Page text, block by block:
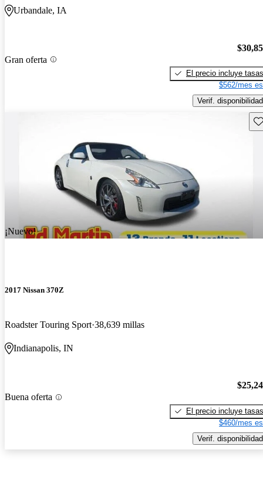
Urbandale, IA
Gran oferta
El precio incluye tasas
$562/mes
Verif. disponibilidad
¡Nuevo!
2017 Nissan 370Z
Roadster Touring Sport 38,639 millas
Indianapolis, IN
Buena oferta
El precio incluye tasas
$460/mes
Verif. disponibilidad